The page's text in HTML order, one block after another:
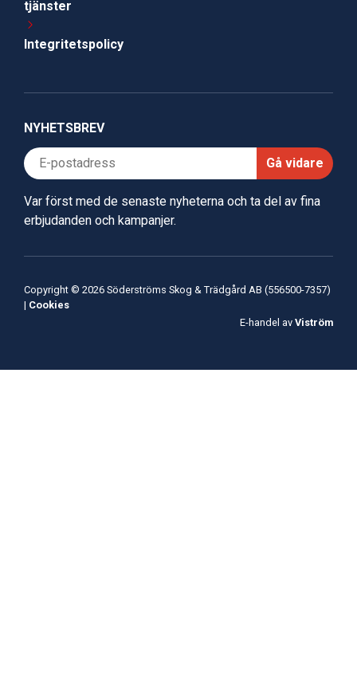
tjänster
Integritetspolicy
NYHETSBREV
Gå vidare
Var först med de senaste nyheterna och ta del av fina
erbjudanden och kampanjer.
Copyright © 2026 Söderströms Skog & Trädgård AB (556500-7357)
| Cookies
E-handel av Viström